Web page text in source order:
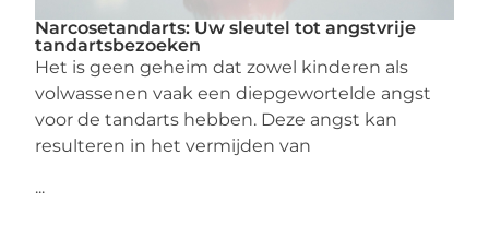
Narcosetandarts: Uw sleutel tot angstvrije
tandartsbezoeken
Het is geen geheim dat zowel kinderen als
volwassenen vaak een diepgewortelde angst
voor de tandarts hebben. Deze angst kan
resulteren in het vermijden van
...